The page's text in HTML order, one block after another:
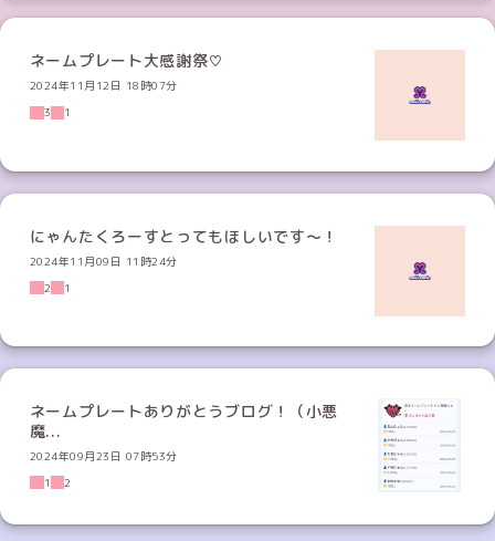
ネームプレート大感謝祭♡
2024年11月12日 18時07分
3
1
にゃんたくろーすとってもほしいです〜！
2024年11月09日 11時24分
2
1
ネームプレートありがとうブログ！（小悪
魔...
2024年09月23日 07時53分
1
2